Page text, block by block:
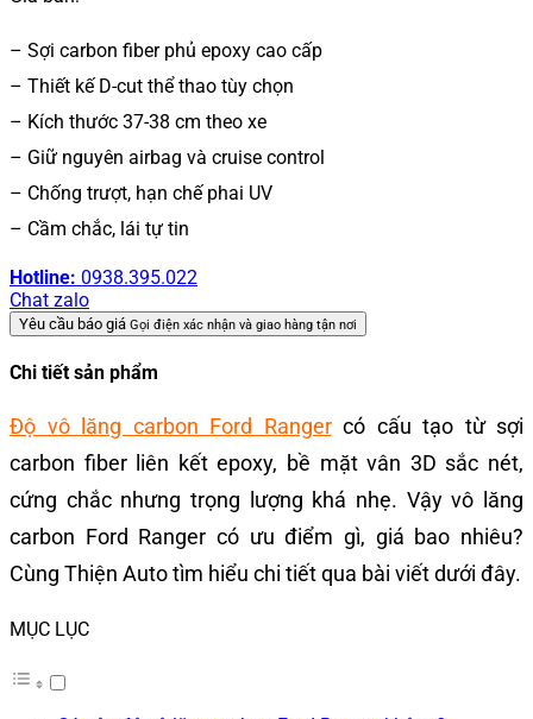
– Sợi carbon fiber phủ epoxy cao cấp
– Thiết kế D-cut thể thao tùy chọn
– Kích thước 37-38 cm theo xe
– Giữ nguyên airbag và cruise control
– Chống trượt, hạn chế phai UV
– Cầm chắc, lái tự tin
Hotline: 0938.395.022
Chat zalo
Yêu cầu báo giá Gọi điện xác nhận và giao hàng tận nơi
Chi tiết sản phẩm
Độ vô lăng carbon Ford Rangercó cấu tạo từ sợi
carbon fiber liên kết epoxy, bề mặt vân 3D sắc nét,
cứng chắc nhưng trọng lượng khá nhẹ. Vậy vô lăng
carbon Ford Ranger có ưu điểm gì, giá bao nhiêu?
Cùng Thiện Auto tìm hiểu chi tiết qua bài viết dưới đây.
MỤC LỤC